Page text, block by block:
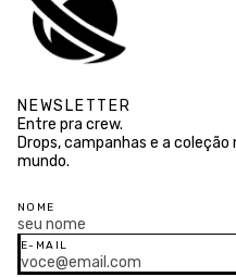
NEWSLETTER
Entre pra crew.
Drops, campanhas e a
mundo.
NOME
E-MAIL